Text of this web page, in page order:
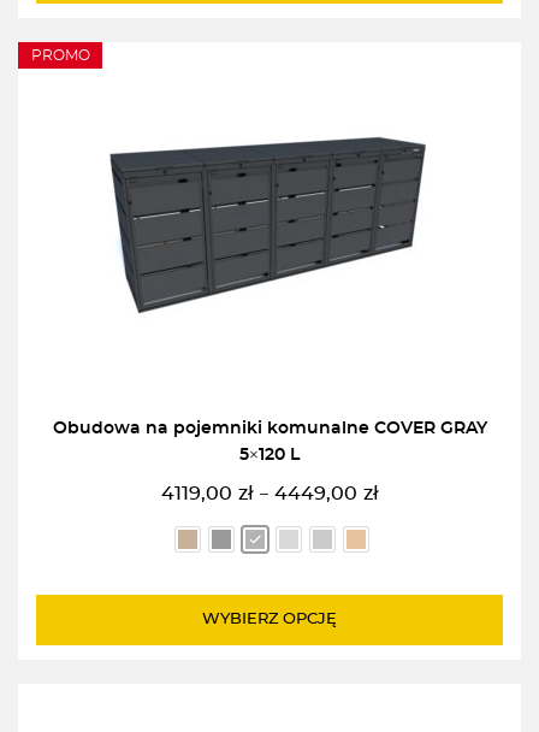
PROMO
Obudowa na pojemniki komunalne COVER GRAY
5×120 L
4119,00 zł – 4449,00 zł
Zakres
cen:
od
do
WYBIERZ OPCJĘ